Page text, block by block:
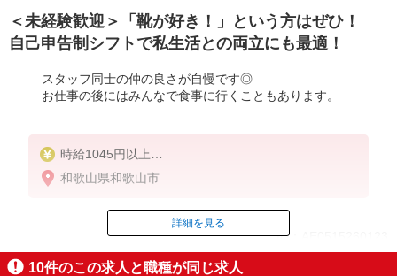
＜未経験歓迎＞「靴が好き！」という方はぜひ！
自己申告制シフトで私生活との両立にも最適！
スタッフ同士の仲の良さが自慢です◎
お仕事の後にはみんなで食事に行くこともあります。
時給1045円以上
高校生時給1045円以上
和歌山県和歌山市
ID：AE0515260123
詳細を見る
10件のこの求人と職種が同じ求人